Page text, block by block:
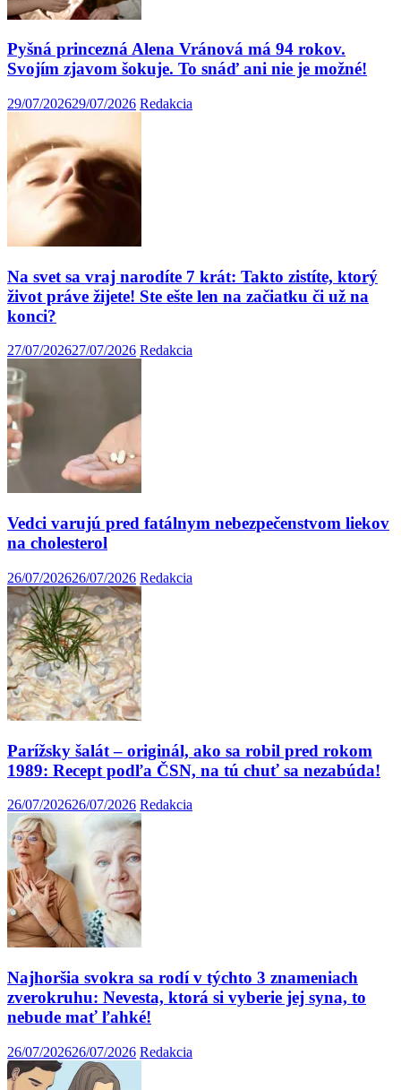
Pyšná princezná Alena Vránová má 94 rokov.
Svojím zjavom šokuje. To snáď ani nie je možné!
29/07/202629/07/2026 Redakcia
Na svet sa vraj narodíte 7 krát: Takto zistíte, ktorý
život práve žijete! Ste ešte len na začiatku či už na
konci?
27/07/202627/07/2026 Redakcia
Vedci varujú pred fatálnym nebezpečenstvom liekov
na cholesterol
26/07/202626/07/2026 Redakcia
Parížsky šalát – originál, ako sa robil pred rokom
1989: Recept podľa ČSN, na tú chuť sa nezabúda!
26/07/202626/07/2026 Redakcia
Najhoršia svokra sa rodí v týchto 3 znameniach
zverokruhu: Nevesta, ktorá si vyberie jej syna, to
nebude mať ľahké!
26/07/202626/07/2026 Redakcia